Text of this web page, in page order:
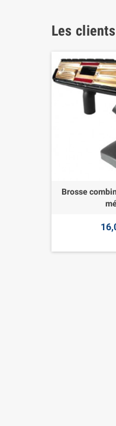
Les
Brosse